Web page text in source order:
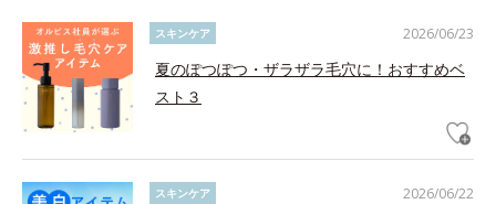
2026/06/23
スキンケア
夏のぽつぽつ・ザラザラ毛穴に！おすすめベ
スト３
2026/06/22
スキンケア